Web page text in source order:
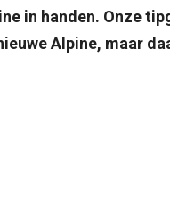
in handen. Onze
Alpine, maar